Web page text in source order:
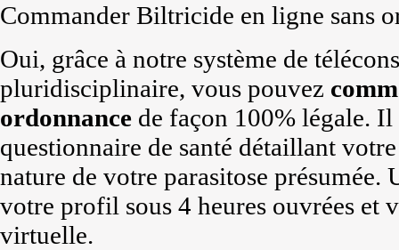
Commander Biltricide en ligne sans
Oui, grâce à notre système de
pluridisciplinaire, vous pouvez
ordonnance de façon 100% légale.
questionnaire de santé détaillant
nature de votre parasitose
votre profil sous 4 heures ouvrées et
virtuelle.